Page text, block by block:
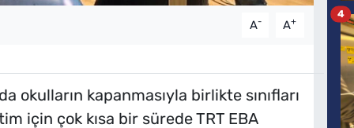
A- A+
okulların kapanmasıyla birlikte sınıfları
için çok kısa bir sürede TRT EBA
4